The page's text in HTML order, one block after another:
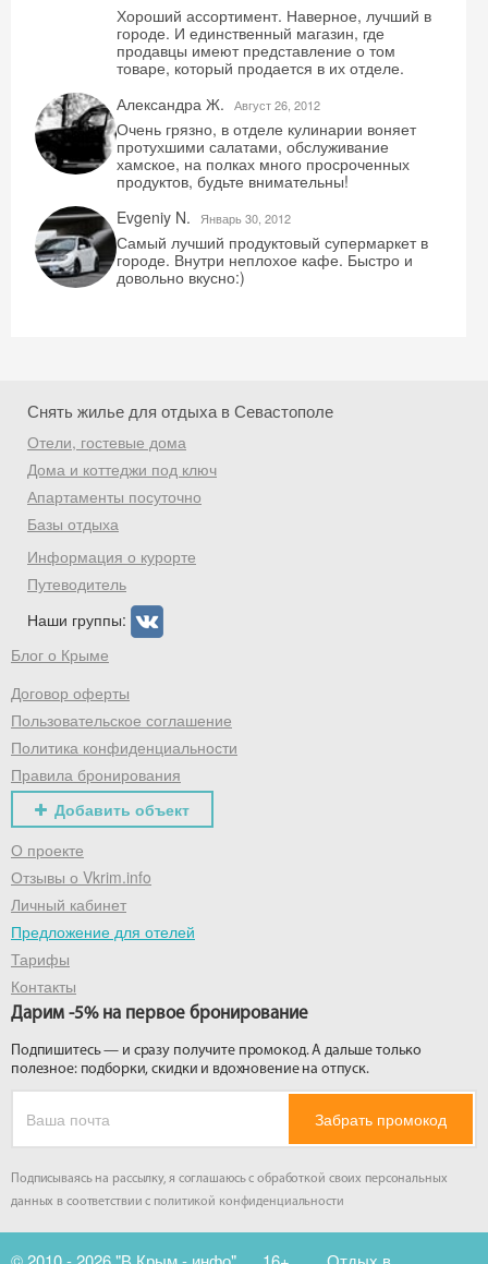
Хороший ассортимент. Наверное, лучший в
городе. И единственный магазин, где
продавцы имеют представление о том
товаре, который продается в их отделе.
Александра Ж.
Август 26, 2012
Очень грязно, в отделе кулинарии воняет
протухшими салатами, обслуживание
хамское, на полках много просроченных
продуктов, будьте внимательны!
Evgeniy N.
Январь 30, 2012
Самый лучший продуктовый супермаркет в
городе. Внутри неплохое кафе. Быстро и
довольно вкусно:)
Снять жилье для отдыха в Севастополе
Отели, гостевые дома
Дома и коттеджи под ключ
Апартаменты посуточно
Базы отдыха
Информация о курорте
Путеводитель
Наши группы:
Блог о Крыме
Договор оферты
Пользовательское соглашение
Политика конфиденциальности
Правила бронирования
Добавить объект
О проекте
Отзывы о Vkrim.info
Личный кабинет
Предложение для отелей
Тарифы
Контакты
Дарим -5% на первое бронирование
Подпишитесь — и сразу получите промокод. А дальше только
полезное: подборки, скидки и вдохновение на отпуск.
Забрать промокод
Подписываясь на рассылку, я соглашаюсь с обработкой своих персональных
данных в соответствии с политикой конфиденциальности